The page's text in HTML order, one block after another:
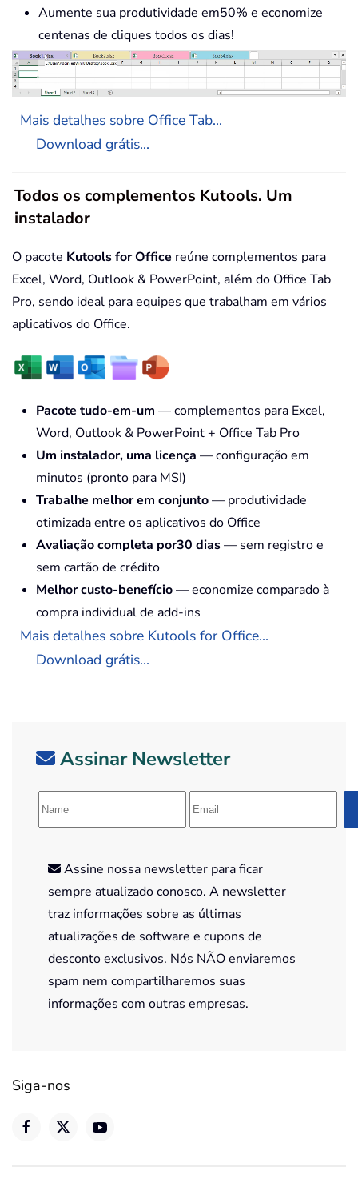
Aumente sua produtividade em50% e economize
centenas de cliques todos os dias!
Mais detalhes sobre Office Tab...
Download grátis...
Todos os complementos Kutools. Um
instalador
O pacote Kutools for Office reúne complementos para
Excel, Word, Outlook & PowerPoint, além do Office Tab
Pro, sendo ideal para equipes que trabalham em vários
aplicativos do Office.
Pacote tudo-em-um — complementos para Excel,
Word, Outlook & PowerPoint + Office Tab Pro
Um instalador, uma licença — configuração em
minutos (pronto para MSI)
Trabalhe melhor em conjunto— produtividade
otimizada entre os aplicativos do Office
Avaliação completa por30 dias— sem registro e
sem cartão de crédito
Melhor custo-benefício— economize comparado à
compra individual de add-ins
Mais detalhes sobre Kutools for Office...
Download grátis...
Assinar Newsletter
Assine nossa newsletter para ficar
sempre atualizado conosco. A newsletter
traz informações sobre as últimas
atualizações de software e cupons de
desconto exclusivos. Nós NÃO enviaremos
spam nem compartilharemos suas
informações com outras empresas.
Siga-nos